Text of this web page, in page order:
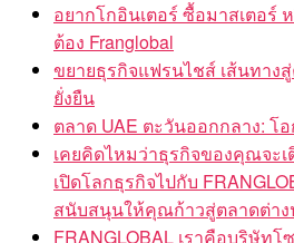
อยากโกอินเตอร์ ซื้อมาสเตอร์
ต้อง Franglobal
ขยายธุรกิจแฟรนไชส์ เส้นทาง
ยั่งยืน
ตลาด UAE ตะวันออกกลาง: โ
เคยคิดไหมว่าธุรกิจของคุณจะ
เปิดโลกธุรกิจไปกับ
สนับสนุนให้คุณก้าวสู่ตลาดต่าง
FRANGLOBAL เราคือบริษัท